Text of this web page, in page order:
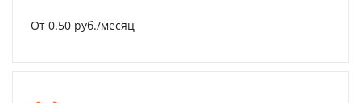
От 0.50 руб./месяц